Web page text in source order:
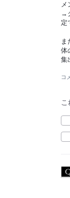
メ
→
定
体
集
コ